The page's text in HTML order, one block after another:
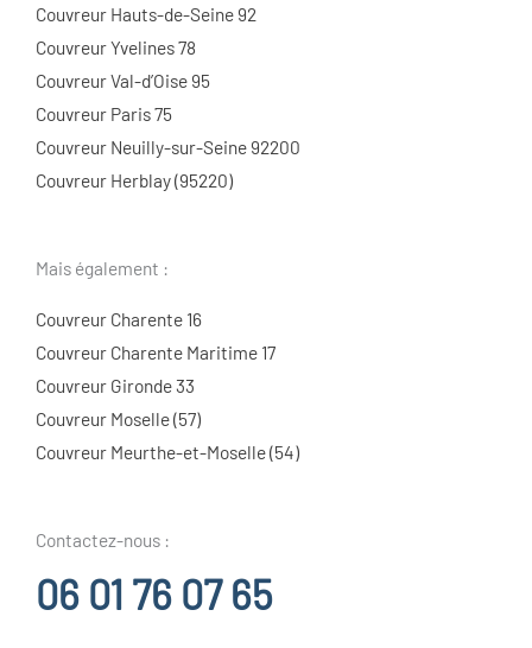
Couvreur Hauts-de-Seine 92
Couvreur Yvelines 78
Couvreur Val-d’Oise 95
Couvreur Paris 75
Couvreur Neuilly-sur-Seine 92200
Couvreur Herblay (95220)
Mais également :
Couvreur Charente 16
Couvreur Charente Maritime 17
Couvreur Gironde 33
Couvreur Moselle (57)
Couvreur Meurthe-et-Moselle (54)
Contactez-nous :
06 01 76 07 65